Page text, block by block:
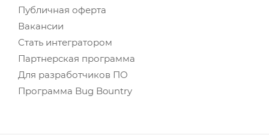
Публичная оферта
Вакансии
Стать интегратором
Партнерская программа
Для разработчиков ПО
Программа Bug Bountry